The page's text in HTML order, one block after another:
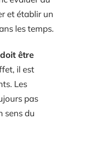
et établir un
les temps.
être
il est
Les
pas
sens du